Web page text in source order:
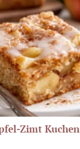
Zimt Kuchen